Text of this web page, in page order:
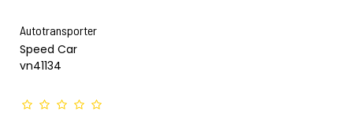
Autotransporter
Speed Car
vn41134